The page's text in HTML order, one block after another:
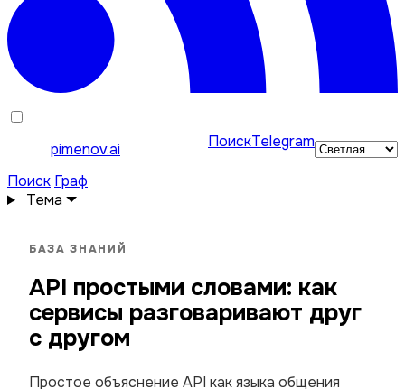
pimenov.ai ПоискTelegram
Поиск Граф
Тема
БАЗА ЗНАНИЙ
API простыми словами: как
сервисы разговаривают друг
с другом
Простое объяснение API как языка общения